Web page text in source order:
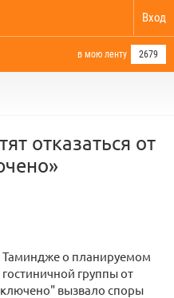
Вход
в мою ленту 2679
отказаться от
Таминдже о планируемом
гостиничной группы от
вызвало споры